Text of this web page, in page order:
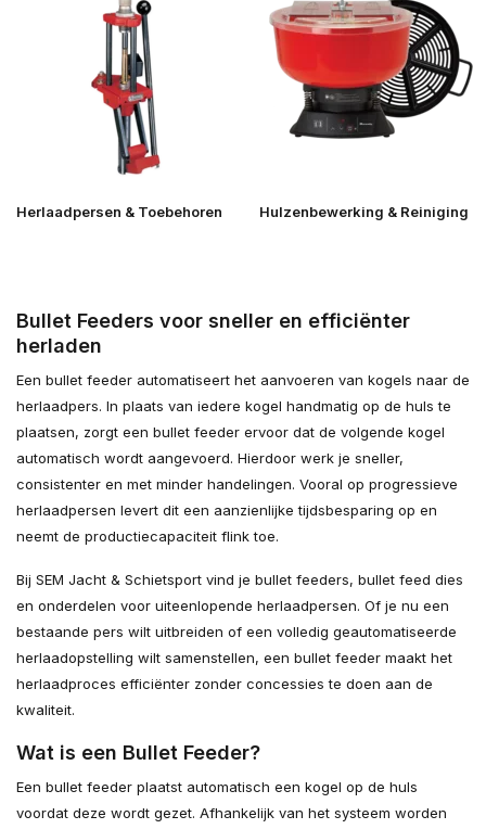
Herlaadpersen & Toebehoren Hulzenbewerking & Reiniging
Bullet Feeders voor sneller en efficiënter
herladen
Een bullet feeder automatiseert het aanvoeren van kogels naar de
herlaadpers. In plaats van iedere kogel handmatig op de huls te
plaatsen, zorgt een bullet feeder ervoor dat de volgende kogel
automatisch wordt aangevoerd. Hierdoor werk je sneller,
consistenter en met minder handelingen. Vooral op progressieve
herlaadpersen levert dit een aanzienlijke tijdsbesparing op en
neemt de productiecapaciteit flink toe.
Bij SEM Jacht & Schietsport vind je bullet feeders, bullet feed dies
en onderdelen voor uiteenlopende herlaadpersen. Of je nu een
bestaande pers wilt uitbreiden of een volledig geautomatiseerde
herlaadopstelling wilt samenstellen, een bullet feeder maakt het
herlaadproces efficiënter zonder concessies te doen aan de
kwaliteit.
Wat is een Bullet Feeder?
Een bullet feeder plaatst automatisch een kogel op de huls
voordat deze wordt gezet. Afhankelijk van het systeem worden